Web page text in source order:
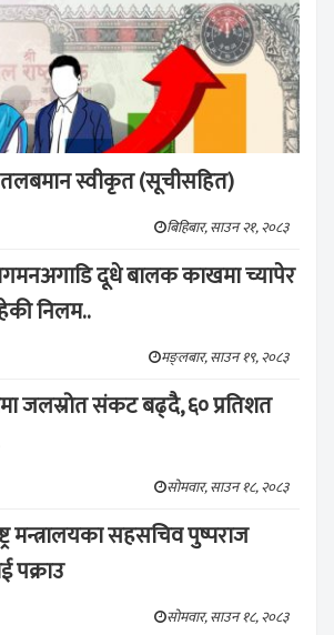
तलबमान स्वीकृत (सूचीसहित)
बिहिबार, साउन २१, २०८३
दूधे बालक काखमा च्यापेर
निलम..
मङ्लबार, साउन १९, २०८३
जलस्रोत संकट बढ्दै, ६० प्रतिशत
सोमवार, साउन १८, २०८३
मन्त्रालयका सहसचिव पुष्पराज
पक्राउ
सोमवार, साउन १८, २०८३